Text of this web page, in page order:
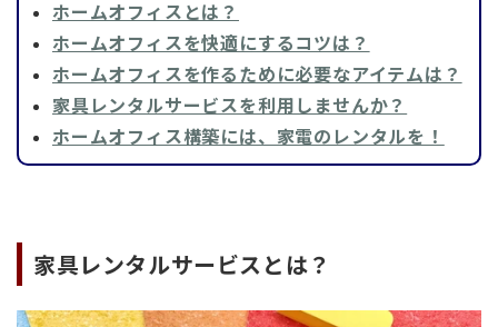
ホームオフィスとは？
ホームオフィスを快適にするコツは？
ホームオフィスを作るために必要なアイテムは？
家具レンタルサービスを利用しませんか？
ホームオフィス構築には、家電のレンタルを！
家具レンタルサービスとは？